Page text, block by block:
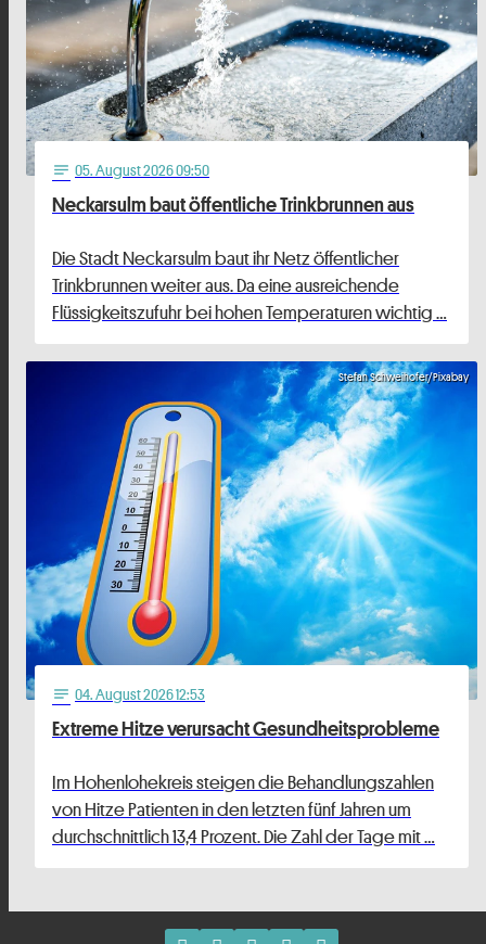
notes 05. August 2026 09:50
Neckarsulm baut öffentliche Trinkbrunnen aus
Die Stadt Neckarsulm baut ihr Netz öffentlicher
Trinkbrunnen weiter aus. Da eine ausreichende
Flüssigkeitszufuhr bei hohen Temperaturen wichtig …
Stefan Schweihofer/Pixabay
notes 04. August 2026 12:53
Extreme Hitze verursacht Gesundheitsprobleme
Im Hohenlohekreis steigen die Behandlungszahlen
von Hitze Patienten in den letzten fünf Jahren um
durchschnittlich 13,4 Prozent. Die Zahl der Tage mit …